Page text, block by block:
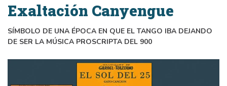
Exaltación Canyengue
SÍMBOLO DE UNA ÉPOCA EN QUE EL TANGO IBA DEJANDO
DE SER LA MÚSICA PROSCRIPTA DEL 900